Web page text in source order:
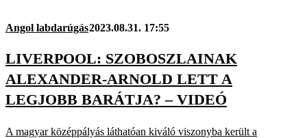
Angol labdarúgás2023.08.31. 17:55
LIVERPOOL: SZOBOSZLAINAK
ALEXANDER-ARNOLD LETT A
LEGJOBB BARÁTJA? – VIDEÓ
A magyar középpályás láthatóan kiváló viszonyba került a